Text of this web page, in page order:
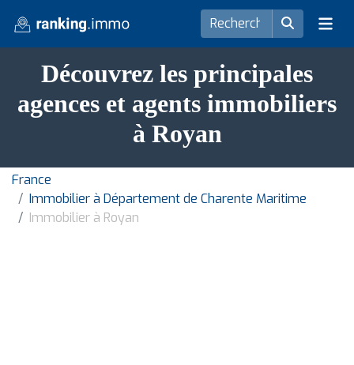
Découvrez les principales
agences et agents immobiliers
à Royan
France
Immobilier à Département de Charente Maritime
Immobilier à Royan